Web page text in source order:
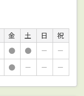
金 土 日
祝
● ● －
－
● － － －